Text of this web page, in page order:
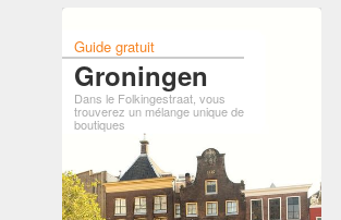
Guide gratuit
Groningen
Dans le Folkingestraat, vous
trouverez un mélange unique de
boutiques